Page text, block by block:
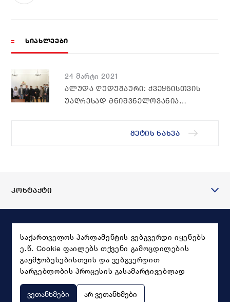
ᲡᲘᲐᲮᲚᲔᲔᲑᲘ
24 მარტი 2021
ᲐᲚᲣᲓᲐ ᲦᲣᲓᲣᲨᲐᲣᲠᲘ: ᲥᲕᲔᲧᲜᲘᲡᲗᲕᲘᲡ
ᲣᲐᲦᲠᲔᲡᲐᲓ ᲛᲜᲘᲨᲕᲜᲔᲚᲝᲕᲐᲜᲘᲐ
ᲛᲝᲐᲖᲠᲝᲕᲜᲔ ᲗᲐᲝᲑᲐ
ᲛᲔᲢᲘᲡ ᲜᲐᲮᲕᲐ
ᲙᲝᲜᲢᲐᲥᲢᲘ
საქართველოს პარლამენტის ვებგვერდი იყენებს
ე.წ. Cookie ფაილებს თქვენი გამოცდილების
გაუმჯობესებისთვის და ვებგვერდით
სარგებლობის პროცესის გასამარტივებლად
ვეთანხმები არ ვეთანხმები